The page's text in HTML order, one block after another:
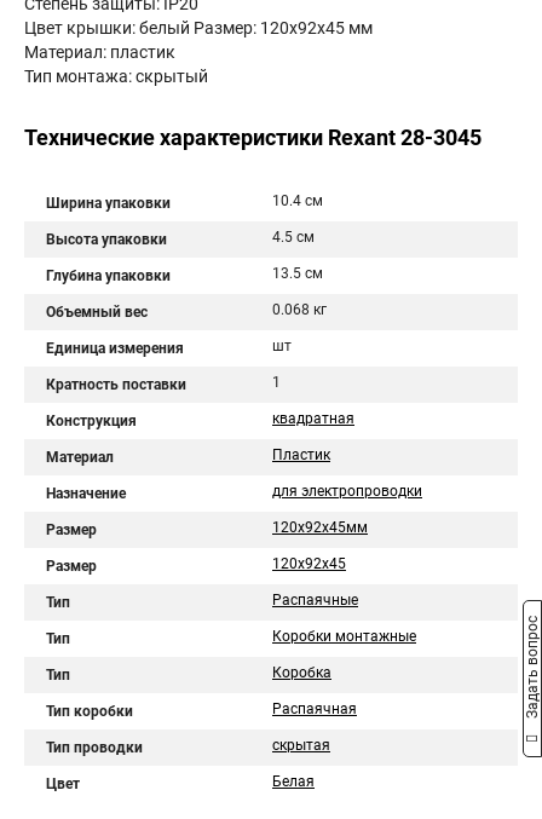
Цвет крышки: белый Размер: 120х92х45 мм
Материал: пластик
Тип монтажа: скрытый
Технические характеристики Rexant 28-3045
Ширина упаковки 10.4 см
Высота упаковки 4.5 см
Глубина упаковки 13.5 см
Объемный вес 0.068 кг
Единица измерения шт
Кратность поставки 1
Конструкция квадратная
Материал Пластик
Назначение для электропроводки
Размер 120х92х45мм
Размер 120х92х45
Тип Распаячные
Тип Коробки монтажные
Тип Коробка
Тип коробки Распаячная
Тип проводки скрытая
Цвет Белая
Задать вопрос